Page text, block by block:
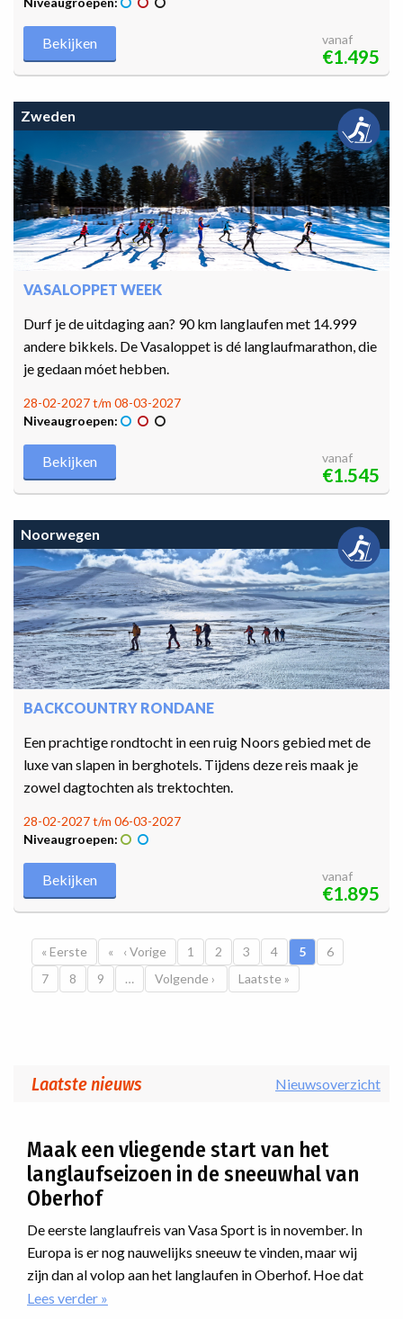
Bekijken vanaf
€1.495
Zweden
VASALOPPET WEEK
Durf je de uitdaging aan? 90 km langlaufen met 14.999
andere bikkels. De Vasaloppet is dé langlaufmarathon, die
je gedaan móet hebben.
28-02-2027 t/m 08-03-2027
Niveaugroepen:
Bekijken vanaf
€1.545
Noorwegen
BACKCOUNTRY RONDANE
Een prachtige rondtocht in een ruig Noors gebied met de
luxe van slapen in berghotels. Tijdens deze reis maak je
zowel dagtochten als trektochten.
28-02-2027 t/m 06-03-2027
Niveaugroepen:
Bekijken vanaf
€1.895
Paginatie
Eerste pagina
« Eerste Vorige pagina
‹ Vorige Pagina
1 Pagina
2 Pagina
3 Pagina
4 Huidige pagina
5 Pagina
6
Pagina
7 Pagina
8 Pagina
9 … Volgende pagina
Volgende › Laatste pagina
Laatste »
Laatste nieuws Nieuwsoverzicht
Maak een vliegende start van het
langlaufseizoen in de sneeuwhal van
Oberhof
De eerste langlaufreis van Vasa Sport is in november. In
Europa is er nog nauwelijks sneeuw te vinden, maar wij
zijn dan al volop aan het langlaufen in Oberhof. Hoe dat
kan en waarom?
Lees verder over